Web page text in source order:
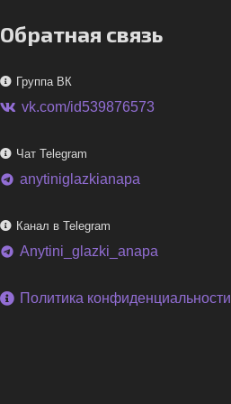
Обратная связь
Группа ВК
vk.com/id539876573
Чат Telegram
telegram anytiniglazkianapa
Канал в Telegram
telegram Anytini_glazki_anapa
Политика конфиденциальности